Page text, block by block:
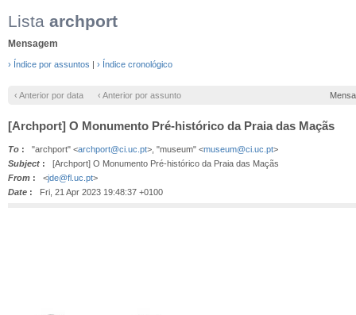
Lista archport
Mensagem
› Índice por assuntos | › Índice cronológico
‹ Anterior por data ‹ Anterior por assunto
[Archport] O Monumento Pré-histórico da Praia das Maçãs
To : "archport" <archport@ci.uc.pt>, "museum" <museum@ci.uc.pt>
Subject : [Archport] O Monumento Pré-histórico da Praia das Maçãs
From : <jde@fl.uc.pt>
Date : Fri, 21 Apr 2023 19:48:37 +0100